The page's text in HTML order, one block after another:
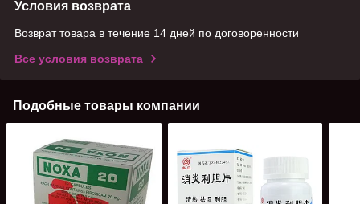
Условия возврата
Возврат товара в течение 14 дней по договоренности
Все условия возврата
Подобные товары компании